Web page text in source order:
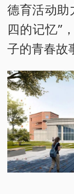
德育活动助
四的记忆”
子的青春故